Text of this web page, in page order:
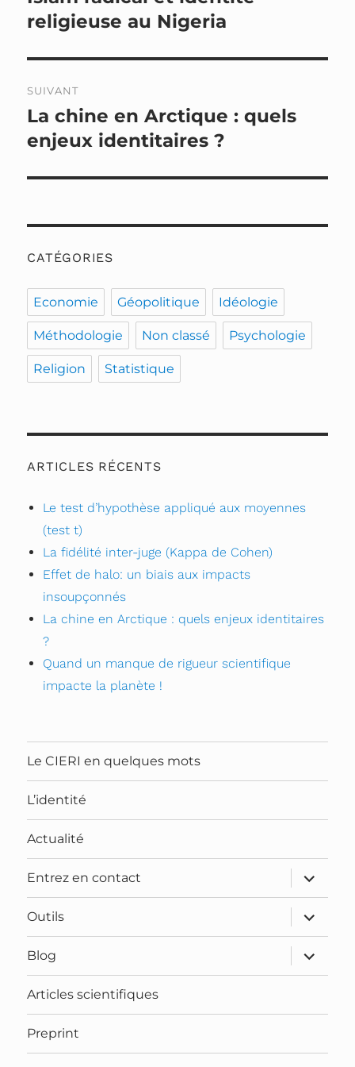
l’article
précédente :
religieuse au Nigeria
SUIVANT
Publication
suivante :
La chine en Arctique : quels
enjeux identitaires ?
CATÉGORIES
Economie Géopolitique Idéologie
Méthodologie Non classé Psychologie
Religion Statistique
ARTICLES RÉCENTS
Le test d’hypothèse appliqué aux moyennes
(test t)
La fidélité inter-juge (Kappa de Cohen)
Effet de halo: un biais aux impacts
insoupçonnés
La chine en Arctique : quels enjeux identitaires
?
Quand un manque de rigueur scientifique
impacte la planète !
Le CIERI en quelques mots
L’identité
Actualité
Entrez en contact
ouvrir
le
sous-
menu
Outils
ouvrir
le
sous-
menu
Blog
ouvrir
le
sous-
Articles scientifiques
Preprint